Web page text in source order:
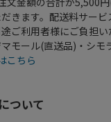
きます。配送料サー
ご利用者様にご負担い
モール(直送品)・シモ
こちら
ついて